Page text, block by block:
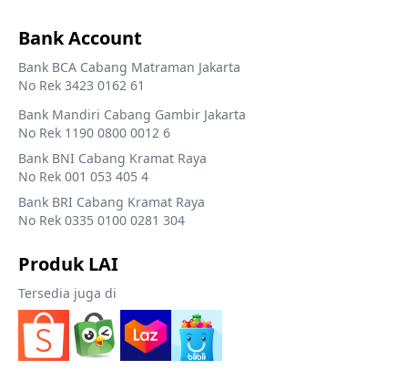
Bank Account
Bank BCA Cabang Matraman Jakarta
No Rek 3423 0162 61
Bank Mandiri Cabang Gambir Jakarta
No Rek 1190 0800 0012 6
Bank BNI Cabang Kramat Raya
No Rek 001 053 405 4
Bank BRI Cabang Kramat Raya
No Rek 0335 0100 0281 304
Produk LAI
Tersedia juga di